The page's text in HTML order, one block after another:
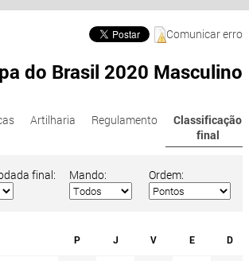
Comunicar erro
do Brasil 2020 Masculino
Artilharia Regulamento
Classificação
final
final: Mando: Ordem:
P J V E D